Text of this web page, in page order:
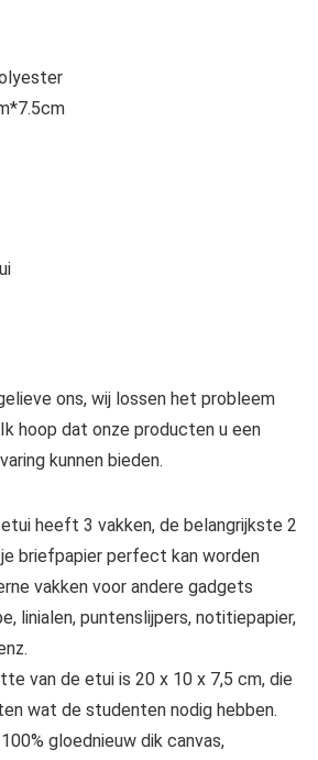
ons, wij lossen het probleem
hoop dat onze producten u een
kunnen bieden.
heeft 3 vakken, de belangrijkste 2
briefpapier perfect kan worden
vakken voor andere gadgets
linialen, puntenslijpers, notitiepapier,
van de etui is 20 x 10 x 7,5 cm, die
wat de studenten nodig hebben.
gloednieuw dik canvas,